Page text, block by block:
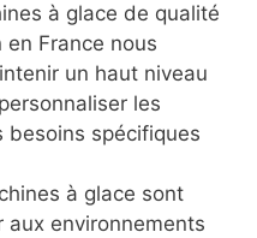
à glace de qualité
France nous
un haut niveau
les
besoins spécifiques
à glace sont
aux environnements